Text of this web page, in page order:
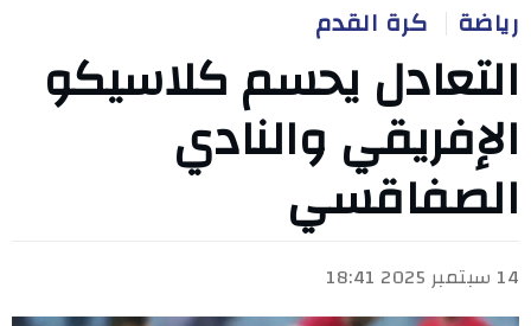
رياضة كرة القدم
التعادل يحسم كلاسيكو
الإفريقي والنادي
الصفاقسي
14 سبتمبر 2025 18:41